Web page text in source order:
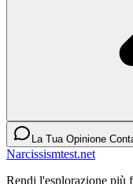
La Tua Opinione
Narcissismtest.net
Rendi l'esplorazione più